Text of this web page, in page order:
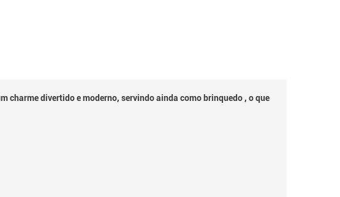
charme divertido e moderno, servindo ainda como brinquedo , o que